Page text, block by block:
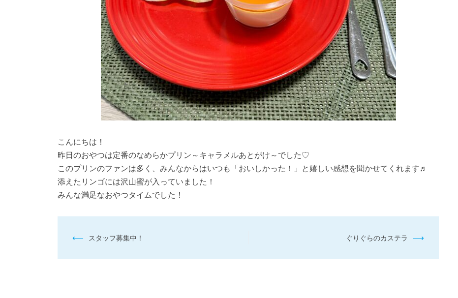
こんにちは！
昨日のおやつは定番のなめらかプリン～キャラメルあとがけ～でした♡
このプリンのファンは多く、みんなからはいつも「おいしかった！」と嬉しい感想を聞かせてくれます♬
添えたリンゴには沢山蜜が入っていました！
みんな満足なおやつタイムでした！
投
ナ
⟵ スタッフ募集中！ ぐりぐらのカステラ ⟶